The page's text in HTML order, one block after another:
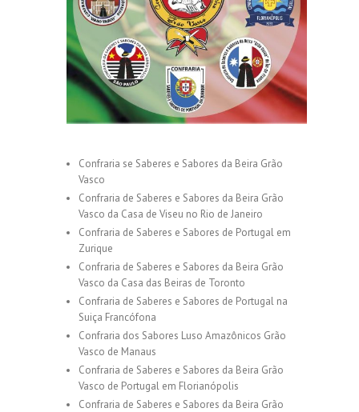
Confraria se Saberes e Sabores da Beira Grão
Vasco
Confraria de Saberes e Sabores da Beira Grão
Vasco da Casa de Viseu no Rio de Janeiro
Confraria de Saberes e Sabores de Portugal em
Zurique
Confraria de Saberes e Sabores da Beira Grão
Vasco da Casa das Beiras de Toronto
Confraria de Saberes e Sabores de Portugal na
Suiça Francófona
Confraria dos Sabores Luso Amazônicos Grão
Vasco de Manaus
Confraria de Saberes e Sabores da Beira Grão
Vasco de Portugal em Florianópolis
Confraria de Saberes e Sabores da Beira Grão